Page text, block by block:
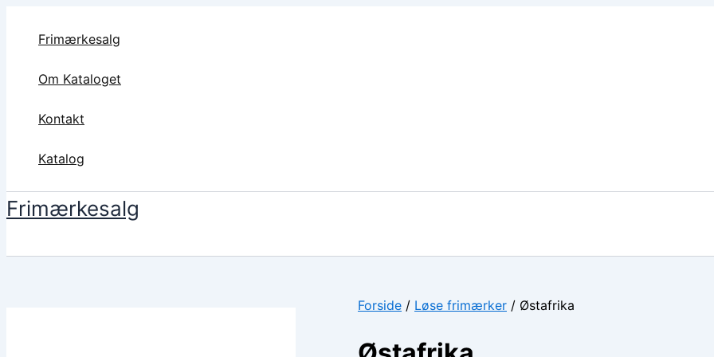
Frimærkesalg
Om Kataloget
Kontakt
Katalog
Frimærkesalg
Forside / Løse frimærker / Østafrika